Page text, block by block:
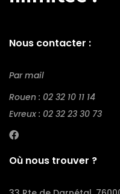
Nous contacter :
Par mail
Rouen : 02 32 10 11 14
Evreux : 02 32 23 30 73
Où nous trouver ?